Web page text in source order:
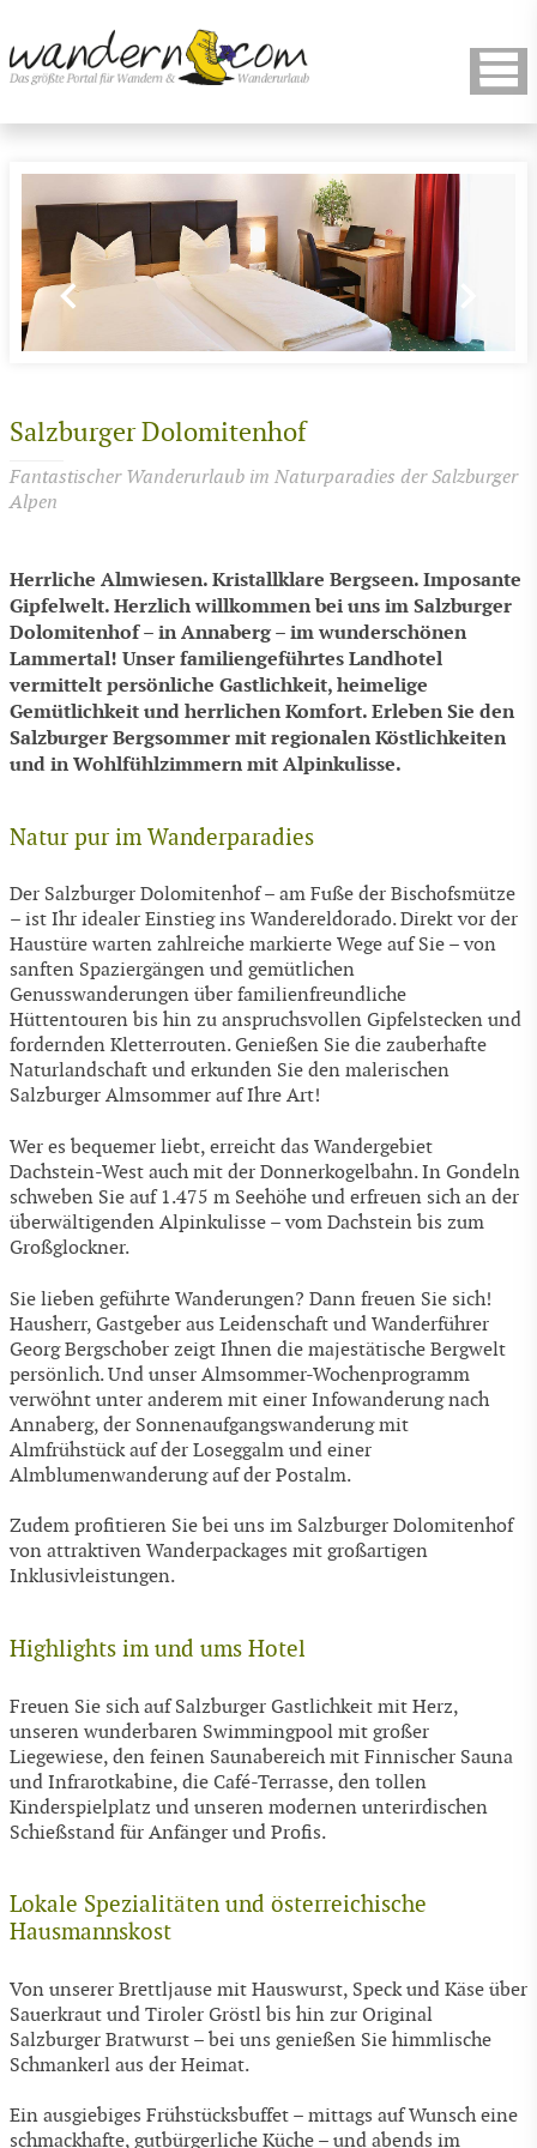
Salzburger Dolomitenhof
Fantastischer Wanderurlaub im Naturparadies der Salzburger
Alpen
Herrliche Almwiesen. Kristallklare Bergseen. Imposante
Gipfelwelt. Herzlich willkommen bei uns im Salzburger
Dolomitenhof – in Annaberg – im wunderschönen
Lammertal! Unser familiengeführtes Landhotel
vermittelt persönliche Gastlichkeit, heimelige
Gemütlichkeit und herrlichen Komfort. Erleben Sie den
Salzburger Bergsommer mit regionalen Köstlichkeiten
und in Wohlfühlzimmern mit Alpinkulisse.
Natur pur im Wanderparadies
Der Salzburger Dolomitenhof – am Fuße der Bischofsmütze
– ist Ihr idealer Einstieg ins Wandereldorado. Direkt vor der
Haustüre warten zahlreiche markierte Wege auf Sie – von
sanften Spaziergängen und gemütlichen
Genusswanderungen über familienfreundliche
Hüttentouren bis hin zu anspruchsvollen Gipfelstecken und
fordernden Kletterrouten. Genießen Sie die zauberhafte
Naturlandschaft und erkunden Sie den malerischen
Salzburger Almsommer auf Ihre Art!
Wer es bequemer liebt, erreicht das Wandergebiet
Dachstein-West auch mit der Donnerkogelbahn. In Gondeln
schweben Sie auf 1.475 m Seehöhe und erfreuen sich an der
überwältigenden Alpinkulisse – vom Dachstein bis zum
Großglockner.
Sie lieben geführte Wanderungen? Dann freuen Sie sich!
Hausherr, Gastgeber aus Leidenschaft und Wanderführer
Georg Bergschober zeigt Ihnen die majestätische Bergwelt
persönlich. Und unser Almsommer-Wochenprogramm
verwöhnt unter anderem mit einer Infowanderung nach
Annaberg, der Sonnenaufgangswanderung mit
Almfrühstück auf der Loseggalm und einer
Almblumenwanderung auf der Postalm.
Zudem profitieren Sie bei uns im Salzburger Dolomitenhof
von attraktiven Wanderpackages mit großartigen
Inklusivleistungen.
Highlights im und ums Hotel
Freuen Sie sich auf Salzburger Gastlichkeit mit Herz,
unseren wunderbaren Swimmingpool mit großer
Liegewiese, den feinen Saunabereich mit Finnischer Sauna
und Infrarotkabine, die Café-Terrasse, den tollen
Kinderspielplatz und unseren modernen unterirdischen
Schießstand für Anfänger und Profis.
Lokale Spezialitäten und österreichische
Hausmannskost
Von unserer Brettljause mit Hauswurst, Speck und Käse über
Sauerkraut und Tiroler Gröstl bis hin zur Original
Salzburger Bratwurst – bei uns genießen Sie himmlische
Schmankerl aus der Heimat.
Ein ausgiebiges Frühstücksbuffet – mittags auf Wunsch eine
schmackhafte, gutbürgerliche Küche – und abends im